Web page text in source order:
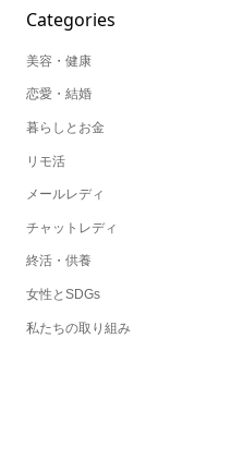
Categories
美容・健康
恋愛・結婚
暮らしとお金
リモ活
メールレディ
チャットレディ
終活・供養
女性とSDGs
私たちの取り組み